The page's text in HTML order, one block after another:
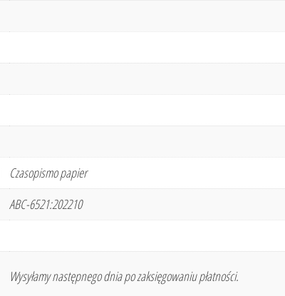
Czasopismo papier
ABC-6521:202210
Wysyłamy następnego dnia po zaksięgowaniu płatności.